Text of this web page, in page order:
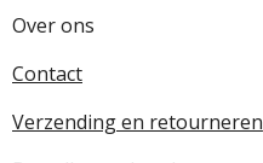
Over ons
Contact
Verzending en retourneren